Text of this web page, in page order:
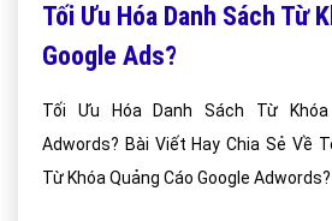
Tối Ưu Hóa Danh Sách Từ
Google Ads?
Tối Ưu Hóa Danh Sách Từ Khóa
Adwords? Bài Viết Hay Chia Sẻ Về
Từ Khóa Quảng Cáo Google Adwords?